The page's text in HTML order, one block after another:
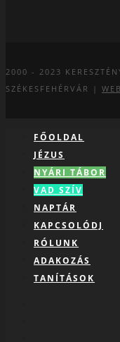
2000 - 2023
SZÉKESFEHÉRVÁR |
FŐOLDAL
JÉZUS
NYÁRI TÁBOR
VAD SZÍV
NAPTÁR
KAPCSOLÓDJ
RÓLUNK
ADAKOZÁS
TANÍTÁSOK